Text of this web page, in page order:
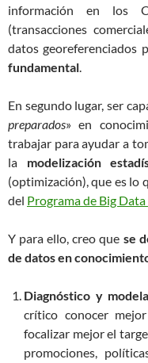
información en los
(transacciones
datos georeferenciados
fundamental.
En segundo lugar, ser
preparados» en
trabajar para ayudar a
la modelización
(optimización), que es lo
del Programa de Big
Y para ello, creo que se
de datos en
Diagnóstico y
crítico conocer
focalizar mejor el
promociones,